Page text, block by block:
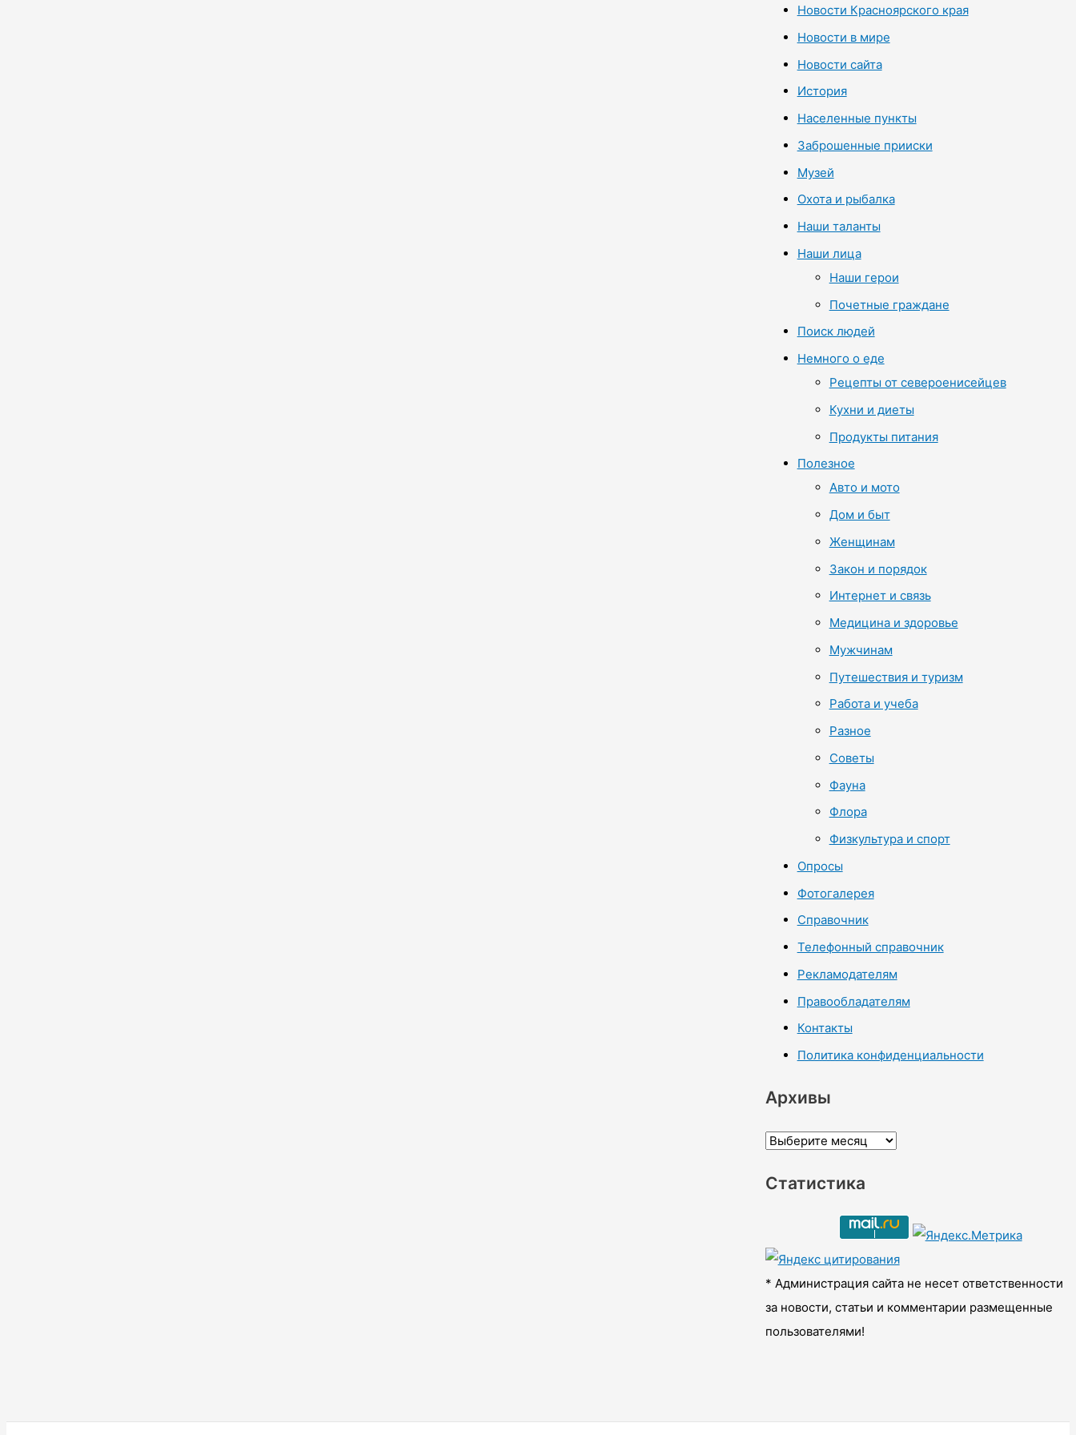
Новости Красноярского края
Новости в мире
Новости сайта
История
Населенные пункты
Заброшенные прииски
Музей
Охота и рыбалка
Наши таланты
Наши лица
Наши герои
Почетные граждане
Поиск людей
Немного о еде
Рецепты от североенисейцев
Кухни и диеты
Продукты питания
Полезное
Авто и мото
Дом и быт
Женщинам
Закон и порядок
Интернет и связь
Медицина и здоровье
Мужчинам
Путешествия и туризм
Работа и учеба
Разное
Советы
Фауна
Флора
Физкультура и спорт
Опросы
Фотогалерея
Справочник
Телефонный справочник
Рекламодателям
Правообладателям
Контакты
Политика конфиденциальности
Архивы
А
х
ы
Статистика
* Администрация сайта не несет ответственности
за новости, статьи и комментарии размещенные
пользователями!